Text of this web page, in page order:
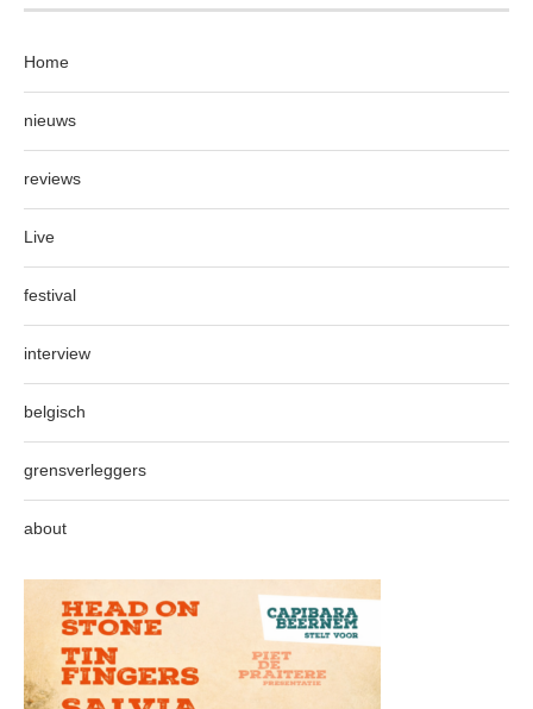
Home
nieuws
reviews
Live
festival
interview
belgisch
grensverleggers
about